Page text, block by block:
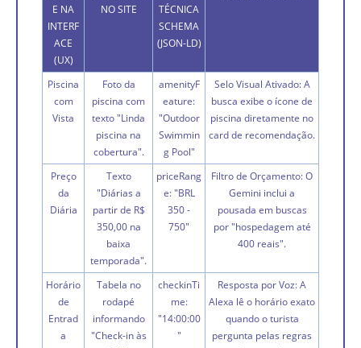
E NA
INTERF
ACE
(UX)
NO SITE
TÉCNICA
SCHEMA
(JSON-LD)
Piscina
com
Vista
Foto da
piscina com
texto "Linda
piscina na
cobertura".
amenityF
eature:
"Outdoor
Swimmin
g Pool"
Selo Visual Ativado: A
busca exibe o ícone de
piscina diretamente no
card de recomendação.
Preço
da
Diária
Texto
"Diárias a
partir de R$
350,00 na
baixa
temporada".
priceRang
e: "BRL
350 -
750"
Filtro de Orçamento: O
Gemini inclui a
pousada em buscas
por "hospedagem até
400 reais".
Horário
de
Entrad
a
Tabela no
rodapé
informando
"Check-in às
checkinTi
me:
"14:00:00
"
Resposta por Voz: A
Alexa lê o horário exato
quando o turista
pergunta pelas regras